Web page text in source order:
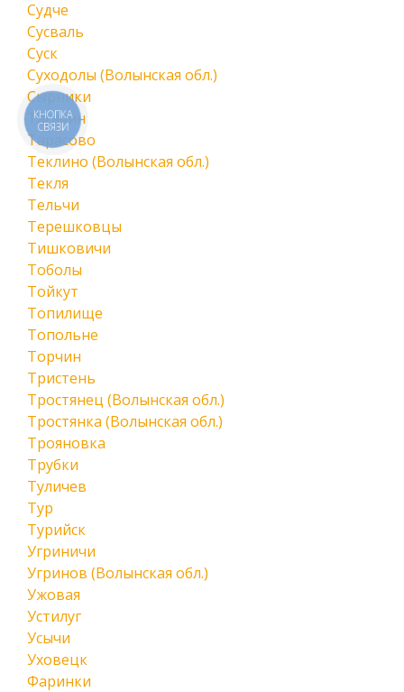
Судче
Сусваль
Суск
Суходолы (Волынская обл.)
Сырники
Тагачин
Тарасово
Теклино (Волынская обл.)
Текля
Тельчи
Терешковцы
Тишковичи
Тоболы
Тойкут
Топилище
Топольне
Торчин
Тристень
Тростянец (Волынская обл.)
Тростянка (Волынская обл.)
Трояновка
Трубки
Туличев
Тур
Турийск
Угриничи
Угринов (Волынская обл.)
Ужовая
Устилуг
Усычи
Уховецк
Фаринки
КНОПКА
СВЯЗИ